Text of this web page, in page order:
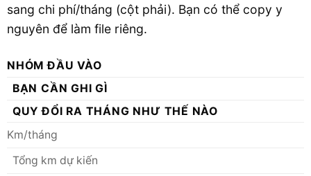
sang chi phí/tháng (cột phải). Bạn có thể copy y
nguyên để làm file riêng.
NHÓM ĐẦU VÀO
BẠN CẦN GHI GÌ
QUY ĐỔI RA THÁNG NHƯ THẾ NÀO
Km/tháng
Tổng km dự kiến